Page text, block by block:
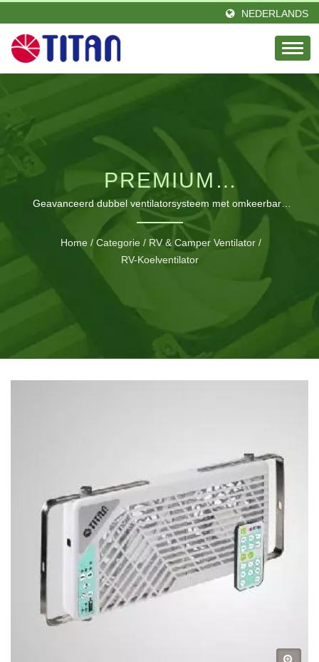
NEDERLANDS
PREMIUM
VENTILATIEOPLOSSING
VOOR CAMPERDAKEN
Geavanceerd dubbel ventilatorsysteem met omkeerbare
luchtstroom voor optimale temperatuurregeling in de
camper
Home / Categorie / RV & Camper Ventilator /
RV-Koelventilator